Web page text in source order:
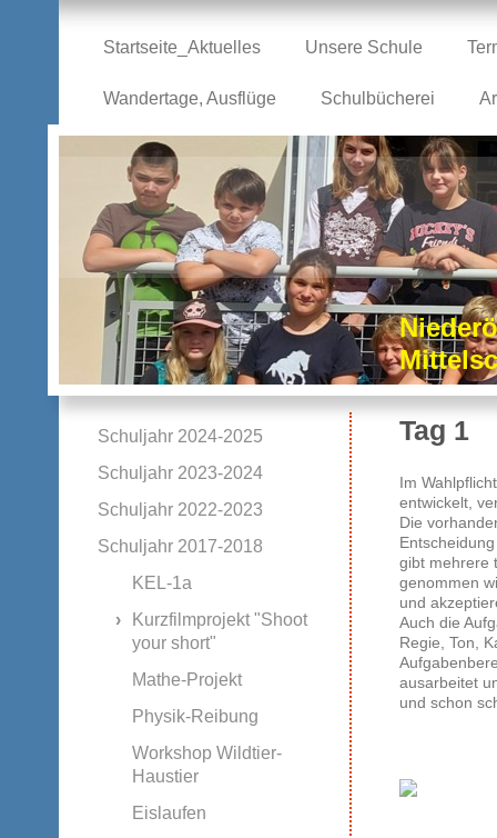
Startseite_Aktuelles Unsere Schule
Wandertage, Ausflüge Schulbücherei
Tag 1
Im
entwickelt,
Die
gibt mehrere
genommen
und
Auch die
Regie, Ton,
ausarbeitet
und schon
Schuljahr 2024-2025
Schuljahr 2023-2024
Schuljahr 2022-2023
Schuljahr 2017-2018
KEL-1a
Kurzfilmprojekt "Shoot
your short"
Mathe-Projekt
Physik-Reibung
Workshop Wildtier-
Haustier
Eislaufen